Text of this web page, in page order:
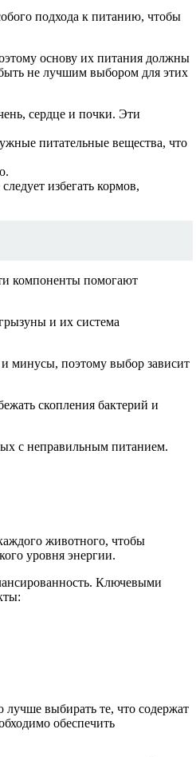
подхода к питанию, чтобы
основу их питания должны
не лучшим выбором для этих
сердце и почки. Эти
питательные вещества, что
избегать кормов,
компоненты помогают
и их система
минусы, поэтому выбор зависит
скопления бактерий и
с неправильным питанием.
животного, чтобы
уровня энергии.
Ключевыми
выбирать те, что содержат
обеспечить